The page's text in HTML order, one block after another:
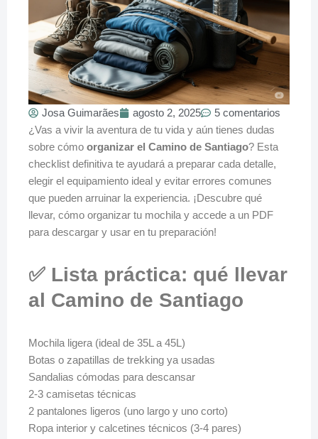
Josa Guimarães agosto 2, 2025
5 comentarios
¿Vas a vivir la aventura de tu vida y aún tienes dudas
sobre cómo organizar el Camino de Santiago? Esta
checklist definitiva te ayudará a preparar cada detalle,
elegir el equipamiento ideal y evitar errores comunes
que pueden arruinar la experiencia. ¡Descubre qué
llevar, cómo organizar tu mochila y accede a un PDF
para descargar y usar en tu preparación!
✅ Lista práctica: qué llevar
al Camino de Santiago
Mochila ligera (ideal de 35L a 45L)
Botas o zapatillas de trekking ya usadas
Sandalias cómodas para descansar
2-3 camisetas técnicas
2 pantalones ligeros (uno largo y uno corto)
Ropa interior y calcetines técnicos (3-4 pares)